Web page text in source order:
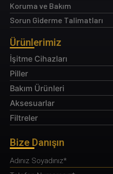
Koruma ve Bakım
Sorun Giderme Talimatları
Ürünlerimiz
İşitme Cihazları
Piller
Bakım Ürünleri
Aksesuarlar
Filtreler
Bize Danışın